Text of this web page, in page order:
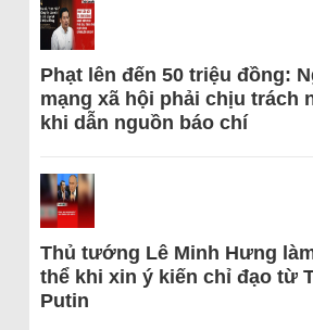
Phạt lên đến 50 triệu đồng:
mạng xã hội phải chịu trách
khi dẫn nguồn báo chí
Thủ tướng Lê Minh Hưng
thể khi xin ý kiến chỉ đạo từ
Putin